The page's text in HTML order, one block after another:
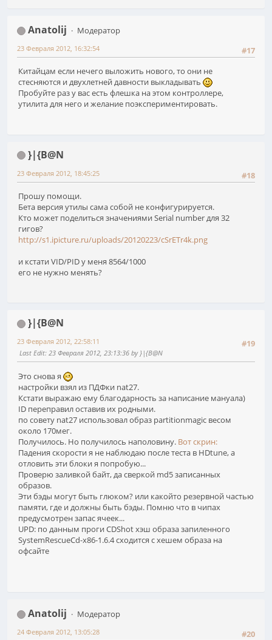
Anatolij
Модератор
#17
23 Февраля 2012, 16:32:54
Китайцам если нечего выложить нового, то они не
стесняются и двухлетней давности выкладывать
Пробуйте раз у вас есть флешка на этом контроллере,
утилита для него и желание поэкспериментировать.
}|{B@N
#18
23 Февраля 2012, 18:45:25
Прошу помощи.
Бета версия утилы сама собой не конфигурируется.
Кто может поделиться значениями Serial number для 32
гигов?
http://s1.ipicture.ru/uploads/20120223/cSrETr4k.png
и кстати VID/PID у меня 8564/1000
его не нужно менять?
}|{B@N
#19
23 Февраля 2012, 22:58:11
Last Edit: 23 Февраля 2012, 23:13:36 by }|{B@N
Это снова я
настройки взял из ПДФки nat27.
Кстати выражаю ему благодарность за написание мануала)
ID переправил оставив их родными.
по совету nat27 использовал образ partitionmagic весом
около 170мег.
Получилось. Но получилось наполовину. Вот скрин:
Падения скорости я не наблюдаю после теста в HDtune, а
отловить эти блоки я попробую...
Проверю заливкой байт, да сверкой md5 записанных
образов.
Эти бэды могут быть глюком? или какойто резервной частью
памяти, где и должны быть бэды. Помню что в чипах
предусмотрен запас ячеек...
UPD: по данным проги CDShot хэш образа запиленного
SystemRescueCd-x86-1.6.4 сходится с хешем образа на
офсайте
Anatolij
Модератор
#20
24 Февраля 2012, 13:05:28